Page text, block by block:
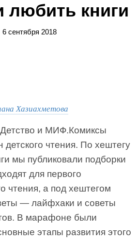
любить книги
6 сентября 2018
Хазиахметова
и МИФ.Комиксы
чтения. По хештегу
мы публиковали подборки
для первого
чтения, а под хештегом
— лайфхаки и советы
В марафоне были
этапы развития этого